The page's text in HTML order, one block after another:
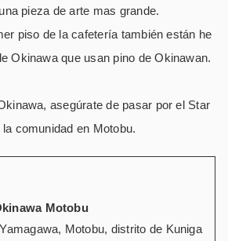
pieza de arte mas grande.
piso de la cafetería también están he
Okinawa que usan pino de Okinawan.
asegúrate de pasar por el Star
comunidad en Motobu.
Motobu
Motobu, distrito de Kuniga